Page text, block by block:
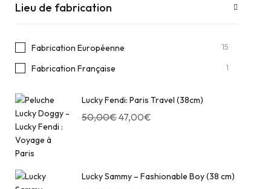
Lieu de fabrication
Fabrication Européenne 15
Fabrication Française 1
Lucky Fendi: Paris Travel (38cm)
50,00€47,00€
Lucky Sammy – Fashionable Boy (38 cm)